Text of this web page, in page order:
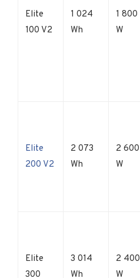
Elite
100 V2
1 024
Wh
1 800
W
Elite
200 V2
2 073
Wh
2 600
W
Elite
300
3 014
Wh
2 400
W